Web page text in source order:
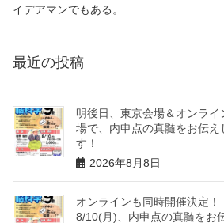
イデアマンでもある。
最近の投稿
明後日、東京会場＆オンライ
場で、内申点の真髄をお伝え
す！
2026年8月8日
オンラインも同時開催決定！
8/10(月)、内申点の真髄をお